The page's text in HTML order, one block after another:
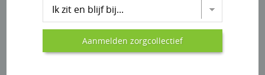
Kies collectief voor aanmelden zorgcollectief
Aanmelden zorgcollectief